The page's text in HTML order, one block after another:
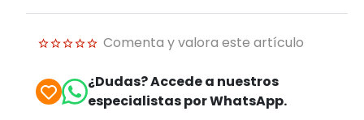
Comenta y valora este artículo
¿Dudas? Accede a nuestros
especialistas por WhatsApp.